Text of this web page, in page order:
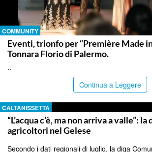
COMMUNITY
Eventi, trionfo per “Première Made
Tonnara Florio di Palermo.
..
Continua a Leggere
CALTANISSETTA
“L’acqua c’è, ma non arriva a valle”:
agricoltori nel Gelese
Secondo i dati regionali di luglio, la diga